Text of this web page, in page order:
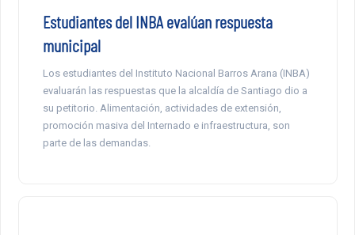
Estudiantes del INBA evalúan respuesta
municipal
Los estudiantes del Instituto Nacional Barros Arana (INBA)
evaluarán las respuestas que la alcaldía de Santiago dio a
su petitorio. Alimentación, actividades de extensión,
promoción masiva del Internado e infraestructura, son
parte de las demandas.